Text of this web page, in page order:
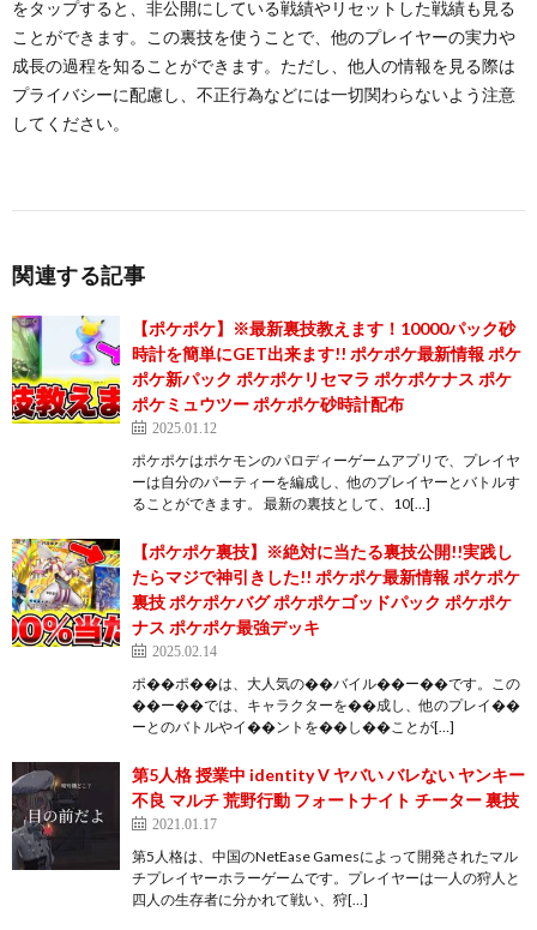
をタップすると、非公開にしている戦績やリセットした戦績も見る
ことができます。この裏技を使うことで、他のプレイヤーの実力や
成長の過程を知ることができます。ただし、他人の情報を見る際は
プライバシーに配慮し、不正行為などには一切関わらないよう注意
してください。
関連する記事
【ポケポケ】※最新裏技教えます！10000パック砂
時計を簡単にGET出来ます!! ポケポケ最新情報 ポケ
ポケ新パック ポケポケリセマラ ポケポケナス ポケ
ポケミュウツー ポケポケ砂時計配布
2025.01.12
ポケポケはポケモンのパロディーゲームアプリで、プレイヤ
ーは自分のパーティーを編成し、他のプレイヤーとバトルす
ることができます。 最新の裏技として、10[…]
【ポケポケ裏技】※絶対に当たる裏技公開!!実践し
たらマジで神引きした!! ポケポケ最新情報 ポケポケ
裏技 ポケポケバグ ポケポケゴッドパック ポケポケ
ナス ポケポケ最強デッキ
2025.02.14
ポ��ポ��は、大人気の��バイル��ー��です。この
��ー��では、キャラクターを��成し、他のプレイ��
ーとのバトルやイ��ントを��し��ことが[…]
第5人格 授業中 identity V ヤバい バレない ヤンキー
不良 マルチ 荒野行動 フォートナイト チーター 裏技
2021.01.17
第5人格は、中国のNetEase Gamesによって開発されたマル
チプレイヤーホラーゲームです。プレイヤーは一人の狩人と
四人の生存者に分かれて戦い、狩[…]